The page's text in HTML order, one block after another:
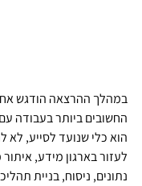
במהלך ההרצאה הודגש
הוא כלי שנועד לסייע, לא
לעזור בארגון מידע,
נתונים, ניסוח, בניית